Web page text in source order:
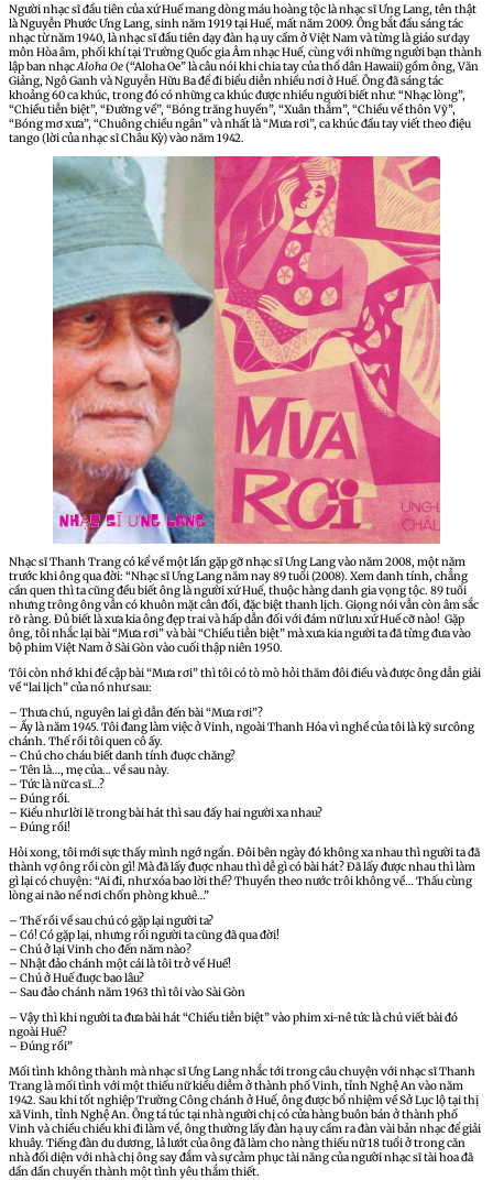
Người nhạc sĩ đầu tiên của xứ Huế mang dòng máu hoàng tộc là nhạc sĩ Ưng Lang, tên thật
là Nguyễn Phước Ưng Lang, sinh năm 1919 tại Huế, mất năm 2009. Ông bắt đầu sáng tác
nhạc từ năm 1940, là nhạc sĩ đầu tiên dạy đàn hạ uy cầm ở Việt Nam và từng là giáo sư dạy
môn Hòa âm, phối khí tại Trường Quốc gia Âm nhạc Huế, cùng với những người bạn thành
lập ban nhạcAloha Oe(“Aloha Oe” là câu nói khi chia tay của thổ dân Hawaii) gồm ông, Văn
Giảng, Ngô Ganh và Nguyễn Hữu Ba để đi biểu diễn nhiều nơi ở Huế. Ông đã sáng tác
khoảng 60 ca khúc, trong đó có những ca khúc được nhiều người biết như: “Nhạc lòng”,
“Chiều tiễn biệt”, “Đường về”, “Bóng trăng huyền”, “Xuân thắm”, “Chiều về thôn Vỹ”,
“Bóng mơ xưa”, “Chuông chiều ngân” và nhất là “Mưa rơi”, ca khúc đầu tay viết theo điệu
tango (lời của nhạc sĩ Châu Kỳ) vào năm 1942.
Nhạc sĩ Thanh Trang có kể về một lần gặp gỡ nhạc sĩ Ưng Lang vào năm 2008, một năm
trước khi ông qua đời: “Nhạc sĩ Ưng Lang năm nay 89 tuổi (2008). Xem danh tính, chẳng
cần quen thì ta cũng đều biết ông là người xứ Huế, thuộc hàng danh gia vọng tộc. 89 tuổi
nhưng trông ông vẫn có khuôn mặt cân đối, đặc biệt thanh lịch. Giọng nói vẫn còn âm sắc
rõ ràng. Đủ biết là xưa kia ông đẹp trai và hấp dẫn đối với đám nữ lưu xứ Huế cỡ nào! Gặp
ông, tôi nhắc lại bài “Mưa rơi” và bài “Chiều tiễn biệt” mà xưa kia người ta đã từng đưa vào
bộ phim Việt Nam ở Sài Gòn vào cuối thập niên 1950.
Tôi còn nhớ khi đề cập bài “Mưa rơi” thì tôi có tò mò hỏi thăm đôi điều và được ông dẫn giải
về “lai lịch” của nó như sau:
– Thưa chú, nguyên lai gì dẫn đến bài “Mưa rơi”?
– Ấy là năm 1945. Tôi đang làm việc ở Vinh, ngoài Thanh Hóa vì nghề của tôi là kỹ sư công
chánh. Thế rồi tôi quen cô ấy.
– Chú cho cháu biết danh tính đuợc chăng?
– Tên là…, mẹ của… về sau này.
– Tức là nữ ca sĩ…?
– Đúng rồi.
– Kiểu như lời lẽ trong bài hát thì sau đấy hai người xa nhau?
– Đúng rồi!
Hỏi xong, tôi mới sực thấy mình ngớ ngẩn. Đôi bên ngày đó không xa nhau thì người ta đã
thành vợ ông rồi còn gì! Mà đã lấy đuợc nhau thì dễ gì có bài hát? Đã lấy được nhau thì làm
gì lại có chuyện: “Ai đi, như xóa bao lời thề? Thuyền theo nước trôi không về… Thấu cùng
lòng ai não nề nơi chốn phòng khuê…”
– Thế rồi về sau chú có gặp lại người ta?
– Có! Có gặp lại, nhưng rồi người ta cũng đã qua đời!
– Chú ở lại Vinh cho đến năm nào?
– Nhật đảo chánh một cái là tôi trở về Huế!
– Chú ở Huế đuợc bao lâu?
– Sau đảo chánh năm 1963 thì tôi vào Sài Gòn
– Vậy thì khi người ta đưa bài hát “Chiều tiễn biệt” vào phim xi-nê tức là chú viết bài đó
ngoài Huế?
– Đúng rồi”
Mối tình không thành mà nhạc sĩ Ưng Lang nhắc tới trong câu chuyện với nhạc sĩ Thanh
Trang là mối tình với một thiếu nữ kiều diễm ở thành phố Vinh, tỉnh Nghệ An vào năm
1942. Sau khi tốt nghiệp Trường Công chánh ở Huế, ông được bổ nhiệm về Sở Lục lộ tại thị
xã Vinh, tỉnh Nghệ An. Ông tá túc tại nhà người chị có cửa hàng buôn bán ở thành phố
Vinh và chiều chiều khi đi làm về, ông thường lấy đàn hạ uy cầm ra đàn vài bản nhạc để giải
khuây. Tiếng đàn du dương, lả lướt của ông đã làm cho nàng thiếu nữ 18 tuổi ở trong căn
nhà đối diện với nhà chị ông say đắm và sự cảm phục tài năng của người nhạc sĩ tài hoa đã
dần dần chuyển thành một tình yêu thắm thiết.